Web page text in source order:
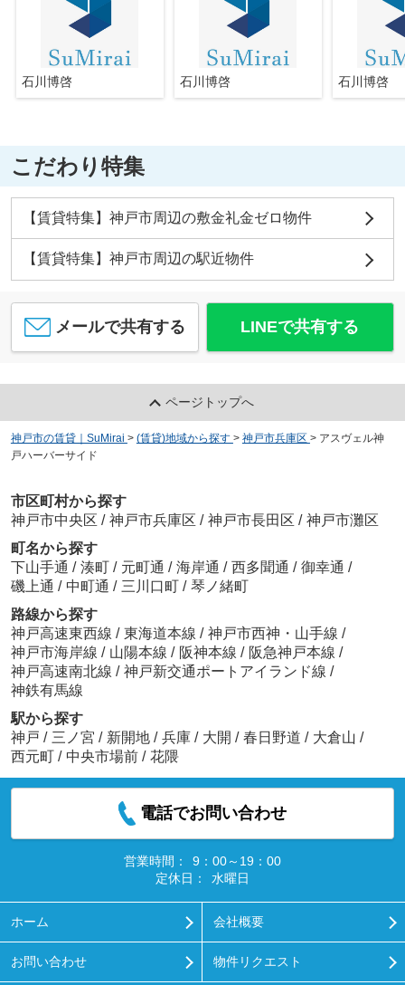
石川博啓 石川博啓 石川博啓
こだわり特集
【賃貸特集】神戸市周辺の敷金礼金ゼロ物件
【賃貸特集】神戸市周辺の駅近物件
メールで共有する LINEで共有する
ページトップへ
神戸市の賃貸｜SuMirai > (賃貸)地域から探す > 神戸市兵庫区 > アスヴェル神
戸ハーバーサイド
市区町村から探す
神戸市中央区 / 神戸市兵庫区 / 神戸市長田区 / 神戸市灘区
町名から探す
下山手通 / 湊町 / 元町通 / 海岸通 / 西多聞通 / 御幸通 /
磯上通 / 中町通 / 三川口町 / 琴ノ緒町
路線から探す
神戸高速東西線 / 東海道本線 / 神戸市西神・山手線 /
神戸市海岸線 / 山陽本線 / 阪神本線 / 阪急神戸本線 /
神戸高速南北線 / 神戸新交通ポートアイランド線 /
神鉄有馬線
駅から探す
神戸 / 三ノ宮 / 新開地 / 兵庫 / 大開 / 春日野道 / 大倉山 /
西元町 / 中央市場前 / 花隈
電話でお問い合わせ
営業時間：
9：00～19：00
定休日：
水曜日
ホーム 会社概要
お問い合わせ 物件リクエスト